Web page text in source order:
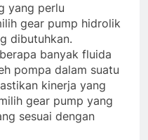
yang perlu
gear pump hidrolik
dibutuhkan.
banyak fluida
pompa dalam suatu
kinerja yang
gear pump yang
sesuai dengan